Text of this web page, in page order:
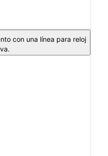
con una línea para reloj